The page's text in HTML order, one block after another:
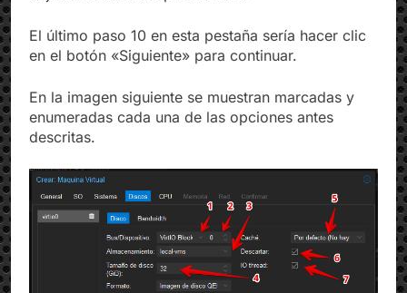
El último paso 10 en esta pestaña sería hacer clic
En la imagen siguiente se muestran marcadas y
enumeradas cada una de las opciones antes